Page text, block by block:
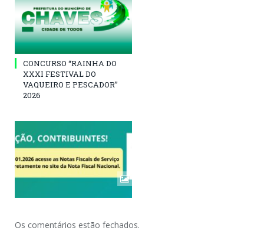
CONCURSO “RAINHA DO
XXXI FESTIVAL DO
VAQUEIRO E PESCADOR”
2026
Os comentários estão fechados.